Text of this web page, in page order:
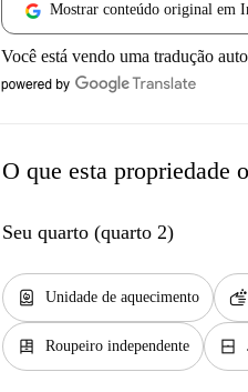
Mostrar conteúdo original em
Você está vendo uma tradução
O que esta propriedade
Seu quarto (quarto 2)
water_heater Unidade de aquecimento soap
dresser Roupeiro independente window_closed